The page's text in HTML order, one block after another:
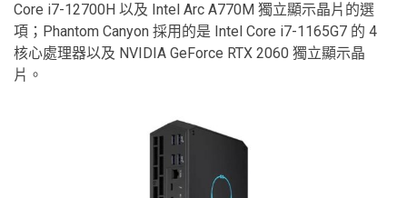
Core i7-12700H 以及 Intel Arc A770M 獨立顯示晶片的選
項；Phantom Canyon 採用的是 Intel Core i7-1165G7 的 4
核心處理器以及 NVIDIA GeForce RTX 2060 獨立顯示晶
片。